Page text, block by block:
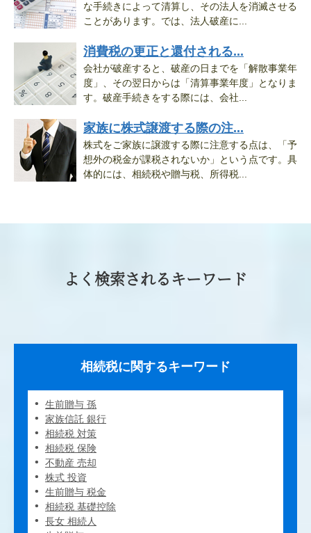
な手続きによって清算し、その法人を消滅させる
ことがあります。では、法人破産に...
消費税の更正と還付される...
会社が破産すると、破産の日までを「解散事業年
度」、その翌日からは「清算事業年度」となりま
す。破産手続きをする際には、会社...
家族に株式譲渡する際の注...
株式をご家族に譲渡する際に注意する点は、「予
想外の税金が課税されないか」という点です。具
体的には、相続税や贈与税、所得税...
よく検索されるキーワード
相続税に関するキーワード
生前贈与 孫
家族信託 銀行
相続税 対策
相続税 保険
不動産 売却
株式 投資
生前贈与 税金
相続税 基礎控除
長女 相続人